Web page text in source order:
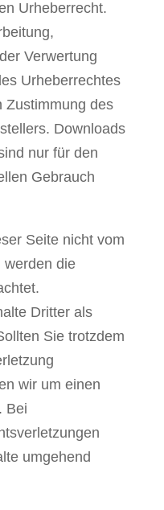
Urheberrecht.
Verwertung
Urheberrechtes
Zustimmung des
Downloads
nur für den
Gebrauch
Seite nicht vom
werden die
Dritter als
Sie trotzdem
wir um einen
Bei
umgehend